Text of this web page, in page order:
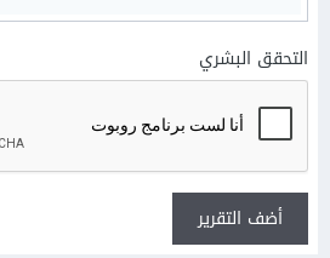
التحقق البشري
أضف التقرير